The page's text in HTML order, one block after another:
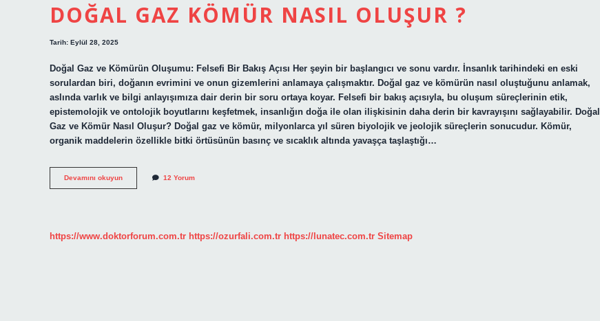
DOĞAL GAZ KÖMÜR NASIL OLUŞUR ?
Tarih: Eylül 28, 2025
Doğal Gaz ve Kömürün Oluşumu: Felsefi Bir Bakış Açısı Her şeyin bir başlangıcı ve sonu vardır. İnsanlık tarihindeki en eski
sorulardan biri, doğanın evrimini ve onun gizemlerini anlamaya çalışmaktır. Doğal gaz ve kömürün nasıl oluştuğunu anlamak,
aslında varlık ve bilgi anlayışımıza dair derin bir soru ortaya koyar. Felsefi bir bakış açısıyla, bu oluşum süreçlerinin etik,
epistemolojik ve ontolojik boyutlarını keşfetmek, insanlığın doğa ile olan ilişkisinin daha derin bir kavrayışını sağlayabilir. Doğal
Gaz ve Kömür Nasıl Oluşur? Doğal gaz ve kömür, milyonlarca yıl süren biyolojik ve jeolojik süreçlerin sonucudur. Kömür,
organik maddelerin özellikle bitki örtüsünün basınç ve sıcaklık altında yavaşça taşlaştığı…
Devamını okuyunDoğal
gaz
12 Yorum
https://www.doktorforum.com.tr https://ozurfali.com.tr https://lunatec.com.tr Sitemap